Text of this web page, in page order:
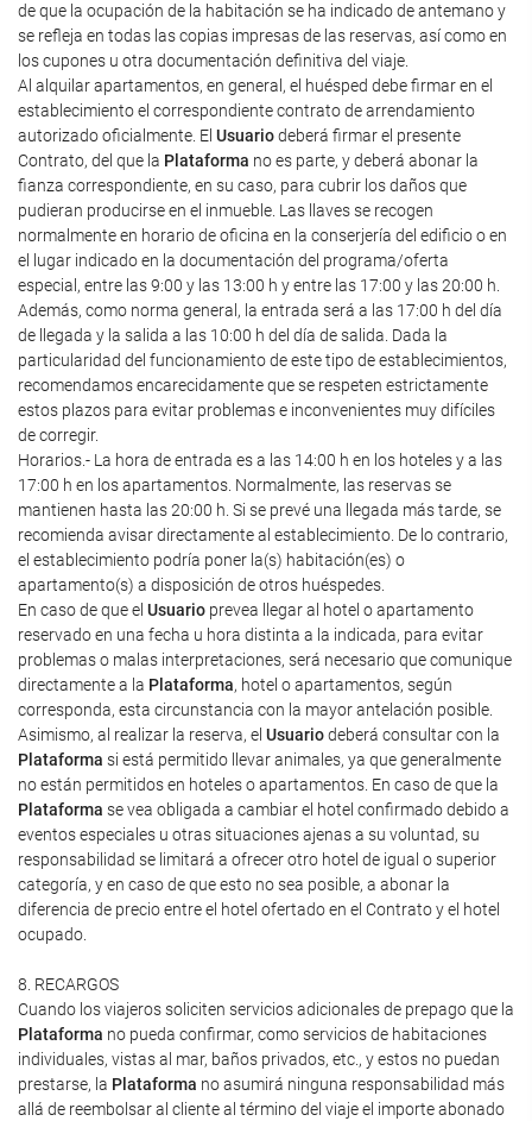
de que la ocupación de la habitación se ha indicado de antemano y
se refleja en todas las copias impresas de las reservas, así como en
los cupones u otra documentación definitiva del viaje.
Al alquilar apartamentos, en general, el huésped debe firmar en el
establecimiento el correspondiente contrato de arrendamiento
autorizado oficialmente. El Usuariodeberá firmar el presente
Contrato, del que la Plataforma no es parte, y deberá abonar la
fianza correspondiente, en su caso, para cubrir los daños que
pudieran producirse en el inmueble. Las llaves se recogen
normalmente en horario de oficina en la conserjería del edificio o en
el lugar indicado en la documentación del programa/oferta
especial, entre las 9:00 y las 13:00 h y entre las 17:00 y las 20:00 h.
Además, como norma general, la entrada será a las 17:00 h del día
de llegada y la salida a las 10:00 h del día de salida. Dada la
particularidad del funcionamiento de este tipo de establecimientos,
recomendamos encarecidamente que se respeten estrictamente
estos plazos para evitar problemas e inconvenientes muy difíciles
de corregir.
Horarios.- La hora de entrada es a las 14:00 h en los hoteles y a las
17:00 h en los apartamentos. Normalmente, las reservas se
mantienen hasta las 20:00 h. Si se prevé una llegada más tarde, se
recomienda avisar directamente al establecimiento. De lo contrario,
el establecimiento podría poner la(s) habitación(es) o
apartamento(s) a disposición de otros huéspedes.
En caso de que el Usuario prevea llegar al hotel o apartamento
reservado en una fecha u hora distinta a la indicada, para evitar
problemas o malas interpretaciones, será necesario que comunique
directamente a la Plataforma, hotel o apartamentos, según
corresponda, esta circunstancia con la mayor antelación posible.
Asimismo, al realizar la reserva, el Usuariodeberá consultar con la
Plataforma si está permitido llevar animales, ya que generalmente
no están permitidos en hoteles o apartamentos. En caso de que la
Plataforma se vea obligada a cambiar el hotel confirmado debido a
eventos especiales u otras situaciones ajenas a su voluntad, su
responsabilidad se limitará a ofrecer otro hotel de igual o superior
categoría, y en caso de que esto no sea posible, a abonar la
diferencia de precio entre el hotel ofertado en el Contrato y el hotel
ocupado.
8. RECARGOS
Cuando los viajeros soliciten servicios adicionales de prepago que la
Plataforma no pueda confirmar, como servicios de habitaciones
individuales, vistas al mar, baños privados, etc., y estos no puedan
prestarse, la Plataforma no asumirá ninguna responsabilidad más
allá de reembolsar al cliente al término del viaje el importe abonado